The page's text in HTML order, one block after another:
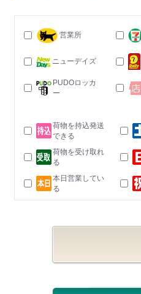
営業所
ニューデイズ
PUDOロッカ
ー
荷物を持込発送
できる
荷物を受け取れ
る
本日営業してい
る